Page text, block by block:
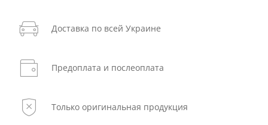
Доставка по всей Украине
Предоплата и послеоплата
Только оригинальная продукция